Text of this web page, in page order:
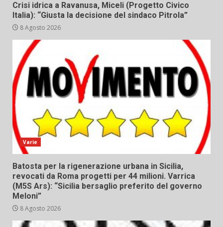
Crisi idrica a Ravanusa, Miceli (Progetto Civico
Italia): “Giusta la decisione del sindaco Pitrola”
8 Agosto 2026
Varie
Batosta per la rigenerazione urbana in Sicilia,
revocati da Roma progetti per 44 milioni. Varrica
(M5S Ars): “Sicilia bersaglio preferito del governo
Meloni”
8 Agosto 2026